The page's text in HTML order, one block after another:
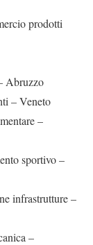
prodotti
Abruzzo
– Veneto
–
sportivo –
infrastrutture –
–